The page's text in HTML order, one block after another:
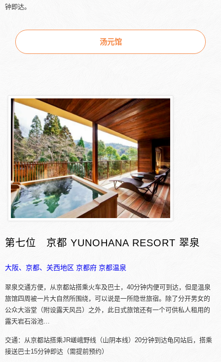
钟即达。
汤元馆
第七位 京都 YUNOHANA RESORT 翠泉
大阪、京都、关西地区 京都府 京都温泉
翠泉交通方便，从京都站搭乘火车及巴士，40分钟内便可到达，但是温泉
旅馆四周被一片大自然所围绕，可以说是一所隐世旅宿。除了分开男女的
公众大浴堂（附设露天风吕）之外，此日式旅馆还有一个可供私人租用的
露天岩石浴池…
交通：从京都站搭乘JR嵯峨野线（山阴本线）20分钟到达龟冈站后，搭乘
接送巴士15分钟即达（需提前预约）